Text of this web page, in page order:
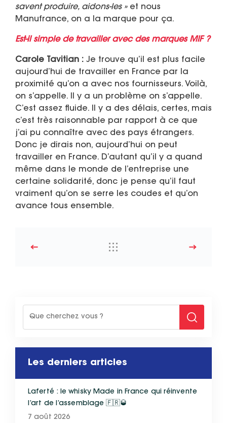
savent produire, aidons-les »et nous
Manufrance, on a la marque pour ça.
Est-il simple de travailler avec des marques MIF ?
Carole Tavitian : Je trouve qu’il est plus facile
aujourd’hui de travailler en France par la
proximité qu’on a avec nos fournisseurs. Voilà,
on s’appelle. Il y a un problème on s’appelle.
C’est assez fluide. Il y a des délais, certes, mais
c’est très raisonnable par rapport à ce que
j’ai pu connaître avec des pays étrangers.
Donc je dirais non, aujourd’hui on peut
travailler en France. D’autant qu’il y a quand
même dans le monde de l’entreprise une
certaine solidarité, donc je pense qu’il faut
vraiment qu’on se serre les coudes et qu’on
avance tous ensemble.
Les derniers articles
Laferté : le whisky Made in France qui réinvente
l’art de l’assemblage 🇫🇷🥃
7 août 2026